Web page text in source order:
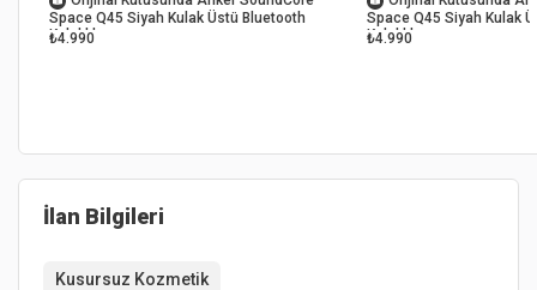
Space Q45 Siyah Kulak Üstü Bluetooth
Kulaklık
₺4.990
Space Q45 Siyah Kulak
Kulaklık
₺4.990
İlan Bilgileri
Kusursuz Kozmetik